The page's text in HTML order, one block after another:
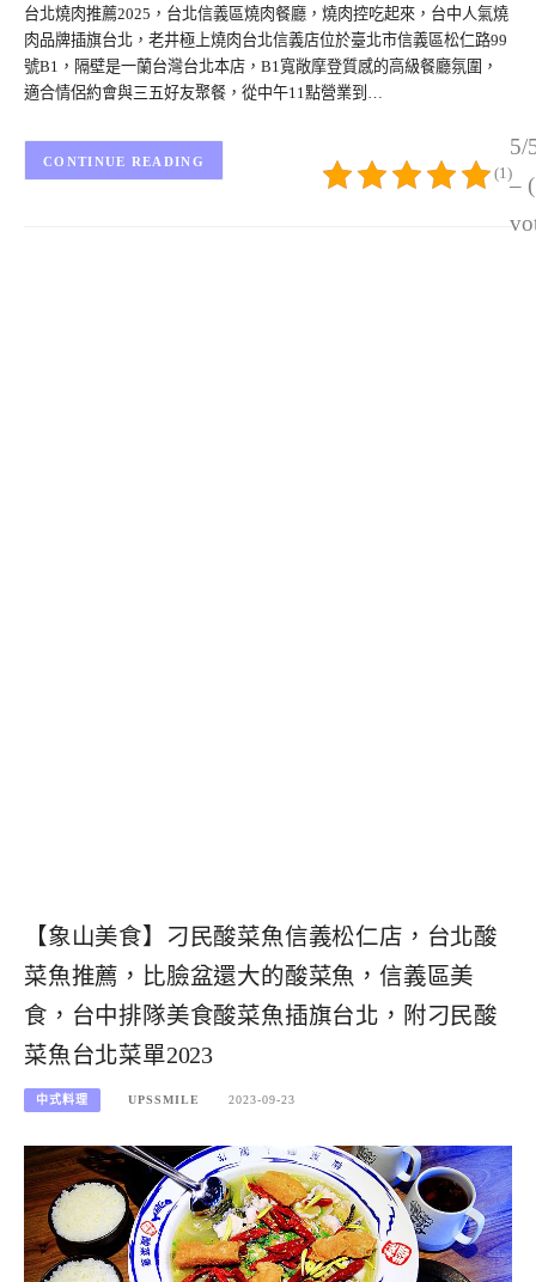
台北燒肉推薦2025，台北信義區燒肉餐廳，燒肉控吃起來，台中人氣燒
肉品牌插旗台北，老井極上燒肉台北信義店位於臺北市信義區松仁路99
號B1，隔壁是一蘭台灣台北本店，B1寬敞摩登質感的高級餐廳氛圍，
適合情侶約會與三五好友聚餐，從中午11點營業到…
5/
–
(1)
CONTINUE READING
【象山美食】刁民酸菜魚信義松仁店，台北酸
菜魚推薦，比臉盆還大的酸菜魚，信義區美
食，台中排隊美食酸菜魚插旗台北，附刁民酸
菜魚台北菜單2023
中式料理 UPSSMILE 2023-09-23